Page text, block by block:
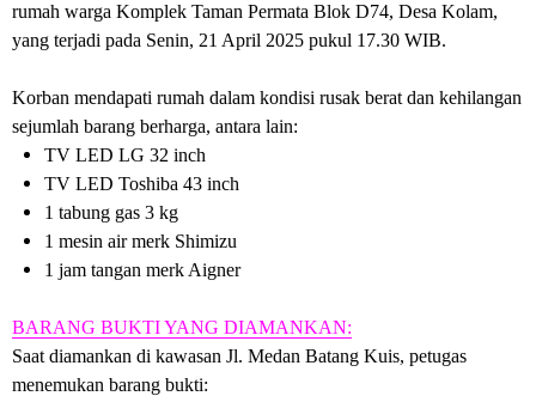
rumah warga Komplek Taman Permata Blok D74, Desa Kolam,
yang terjadi pada Senin, 21 April 2025 pukul 17.30 WIB.
Korban mendapati rumah dalam kondisi rusak berat dan kehilangan
sejumlah barang berharga, antara lain:
TV LED LG 32 inch
TV LED Toshiba 43 inch
1 tabung gas 3 kg
1 mesin air merk Shimizu
1 jam tangan merk Aigner
BARANG BUKTI YANG DIAMANKAN:
Saat diamankan di kawasan Jl. Medan Batang Kuis, petugas
menemukan barang bukti: